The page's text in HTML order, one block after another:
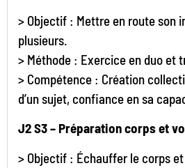
> Objectif : Mettre en route son
plusieurs.
> Méthode : Exercice en duo et
> Compétence : Création
d’un sujet, confiance en sa
J2 S3 – Préparation corps et
> Objectif : Échauffer le corps